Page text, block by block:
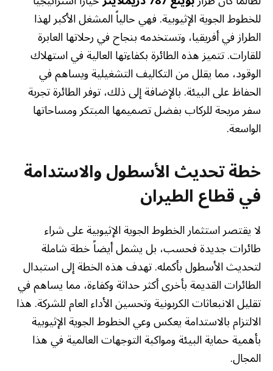
للخطوط الجوية الإثيوبية. فهي حالياً المشغل الأكبر لهذا
الطراز في أفريقيا، وتستخدمه بنجاح في رحلاتها العابرة
للقارات. تتميز هذه الطائرة بكفاءتها العالية في استهلاك
الوقود، مما يقلل من التكاليف التشغيلية ويساهم في
الحفاظ على البيئة. بالإضافة إلى ذلك، توفر الطائرة تجربة
سفر مريحة للركاب بفضل تصميمها المبتكر ومساحاتها
الواسعة.
خطة تحديث الأسطول والاستدامة
في قطاع الطيران
لا يقتصر استثمار الخطوط الجوية الإثيوبية على شراء
طائرات جديدة فحسب، بل يشمل أيضاً خطة شاملة
لتحديث الأسطول بأكمله. تهدف هذه الخطة إلى استبدال
الطائرات القديمة بأخرى أكثر حداثة وكفاءة، مما يساهم في
تقليل الانبعاثات الكربونية وتحسين الأداء العام للشركة. هذا
الالتزام بالاستدامة يعكس وعي الخطوط الجوية الإثيوبية
بأهمية حماية البيئة ومواكبة التوجهات العالمية في هذا
المجال.